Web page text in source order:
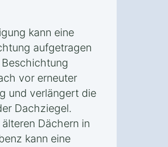
kann eine
aufgetragen
vor erneuter
und verlängert die
Dachziegel.
Dächern in
kann eine